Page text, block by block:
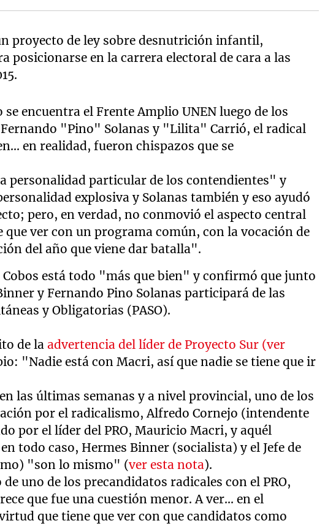
proyecto de ley sobre desnutrición infantil,
posicionarse en la carrera electoral de cara a las
encuentra el Frente Amplio UNEN luego de los
"Pino" Solanas y "Lilita" Carrió, el radical
en realidad, fueron chispazos que se
personalidad particular de los contendientes" y
explosiva y Solanas también y eso ayudó
pero, en verdad, no conmovió el aspecto central
que ver con un programa común, con la vocación de
del año que viene dar batalla".
Cobos está todo "más que bien" y confirmó que junto
y Fernando Pino Solanas participará de las
y Obligatorias (PASO).
de laadvertencia del líder de Proyecto Sur (ver
"Nadie está con Macri, así que nadie se tiene que ir
las últimas semanas y a nivel provincial, uno de los
por el radicalismo, Alfredo Cornejo (intendente
por el líder del PRO, Mauricio Macri, y aquél
todo caso, Hermes Binner (socialista) y el Jefe de
"son lo mismo" (ver esta nota).
uno de los precandidatos radicales con el PRO,
que fue una cuestión menor. A ver... en el
que tiene que ver con que candidatos como